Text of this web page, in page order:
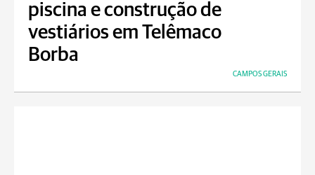
piscina e construção de
vestiários em Telêmaco
Borba
CAMPOS GERAIS